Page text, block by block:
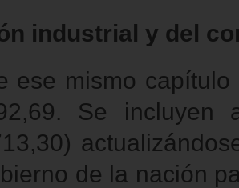
industrial y del
ese mismo
Se incluyen
de la nación